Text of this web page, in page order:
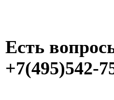
Есть
+7(495)542-